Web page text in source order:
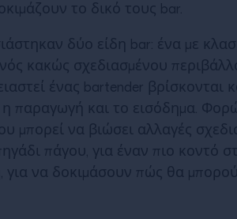
το δικό τους bar.
δύο είδη bar: ένα με
κακώς σχεδιασμένου
ένας bartender βρίσκονται
η παραγωγή και το εισόδημα.
μπορεί να βιώσει αλλαγές
πάγου, για έναν πιο κοντό
να δοκιμάσουν πώς θα